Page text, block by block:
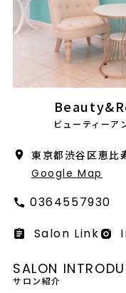
サロン検索
よくあるご質問
認定インストラクター
採用情報
製品導入について
お問い合わせ
プライバシーポリシー
ビューティーア
東京都渋谷区恵比
Google Map
0364557930
Salon Link
SALON
サロン紹介